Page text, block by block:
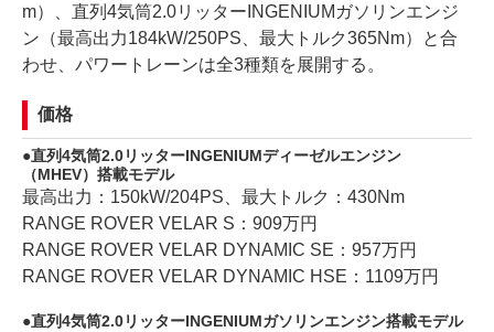
m）、直列4気筒2.0リッターINGENIUMガソリンエンジ
ン（最高出力184kW/250PS、最大トルク365Nm）と合
わせ、パワートレーンは全3種類を展開する。
価格
直列4気筒2.0リッターINGENIUMディーゼルエンジン
（MHEV）搭載モデル
最高出力：150kW/204PS、最大トルク：430Nm
RANGE ROVER VELAR S：909万円
RANGE ROVER VELAR DYNAMIC SE：957万円
RANGE ROVER VELAR DYNAMIC HSE：1109万円
直列4気筒2.0リッターINGENIUMガソリンエンジン搭載モデル